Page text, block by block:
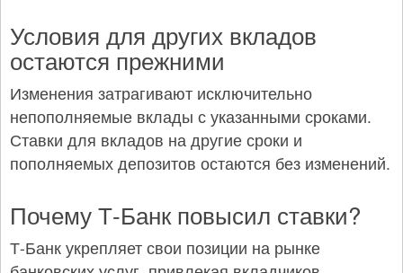
Условия для других вкладов
остаются прежними
Изменения затрагивают исключительно
непополняемые вклады с указанными сроками.
Ставки для вкладов на другие сроки и
пополняемых депозитов остаются без изменений.
Почему Т-Банк повысил ставки?
Т-Банк укрепляет свои позиции на рынке